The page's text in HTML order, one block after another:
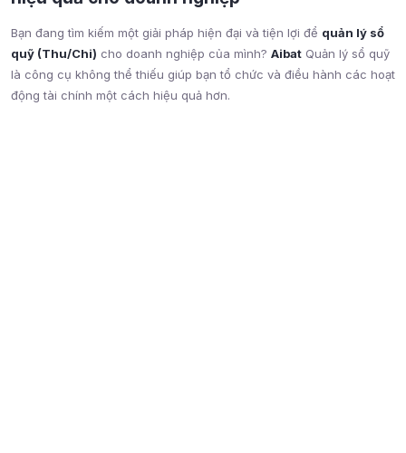
Bạn đang tìm kiếm một giải pháp hiện đại và tiện lợi để quản lý sổ
quỹ (Thu/Chi) cho doanh nghiệp của mình? Aibat Quản lý sổ quỹ
là công cụ không thể thiếu giúp bạn tổ chức và điều hành các hoạt
động tài chính một cách hiệu quả hơn.